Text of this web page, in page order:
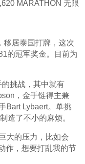
移居泰国打牌，这次
的冠军奖金。目前为
挑战，其中就有
，金手链得主兼
Bart Lybaert。单挑
造了不小的麻烦。
大的压力，比如会
作，想要打乱我的节